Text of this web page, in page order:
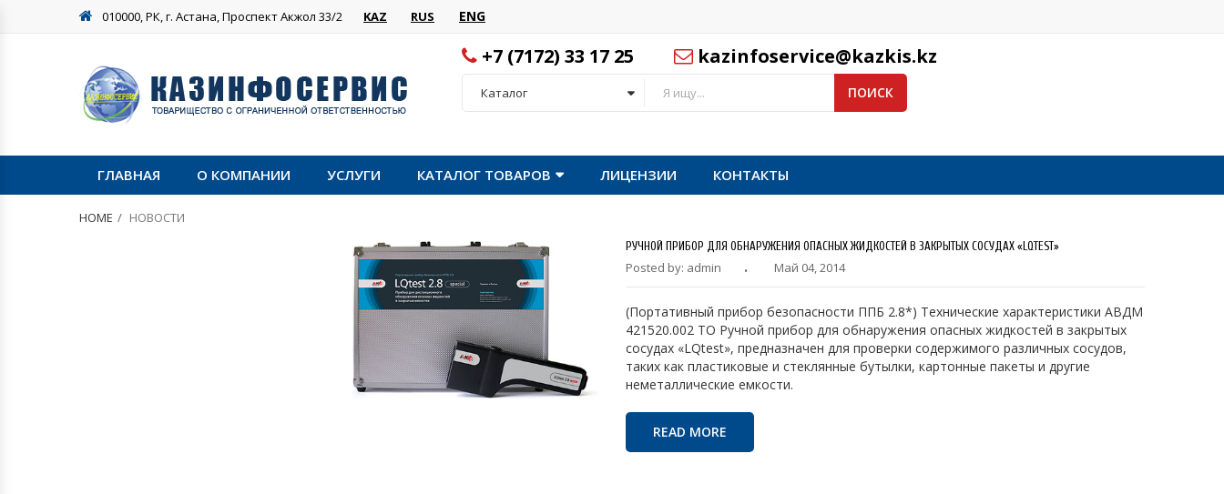
010000, РК, г. Астана, Проспект Акжол 33/2 KAZ RUS ENG
+7 (7172) 33 17 25 kazinfoservice@kazkis.kz
Каталог ПОИСК
ГЛАВНАЯ О КОМПАНИИ УСЛУГИ КАТАЛОГ ТОВАРОВ ЛИЦЕНЗИИ КОНТАКТЫ
HOME НОВОСТИ
РУЧНОЙ ПРИБОР ДЛЯ ОБНАРУЖЕНИЯ ОПАСНЫХ ЖИДКОСТЕЙ В ЗАКРЫТЫХ СОСУДАХ «LQTEST»
Posted by: admin Май 04, 2014
(Портативный прибор безопасности ППБ 2.8*) Технические характеристики АВДМ
421520.002 ТО Ручной прибор для обнаружения опасных жидкостей в закрытых
сосудах «LQtest», предназначен для проверки содержимого различных сосудов,
таких как пластиковые и стеклянные бутылки, картонные пакеты и другие
неметаллические емкости.
READ MORE